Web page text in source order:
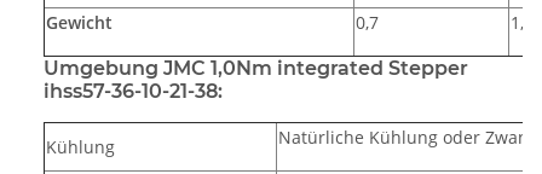
Gewicht 0,7
1,0
Umgebung JMC 1,0Nm integrated Stepper
ihss57-36-10-21-38:
Kühlung Natürliche Kühlung oder